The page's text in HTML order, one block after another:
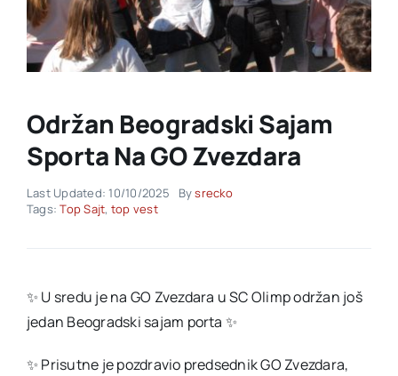
Akti SSAB
Održan Beogradski Sajam
Sporta Na GO Zvezdara
Last Updated: 10/10/2025 Bysrecko
Tags:Top Sajt, top vest
✨️ U sredu je na GO Zvezdara u SC Olimp održan još
jedan Beogradski sajam porta ✨️
✨️ Prisutne je pozdravio predsednik GO Zvezdara,